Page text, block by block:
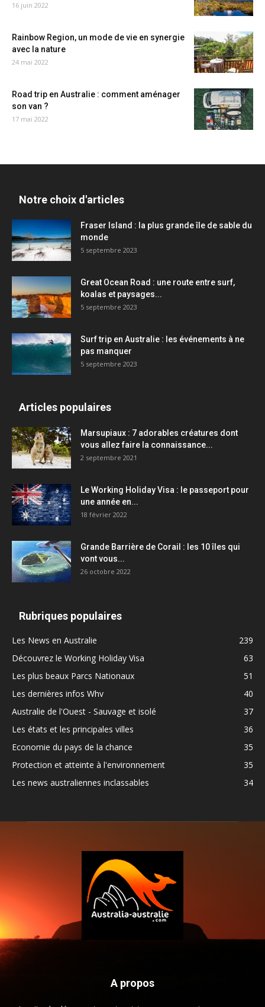
16 juin 2022
Rainbow Region, un mode de vie en synergie
avec la nature
24 mai 2022
Road trip en Australie : comment aménager
son van ?
17 mai 2022
Notre choix d'articles
Fraser Island : la plus grande île de sable du
monde
5 septembre 2023
Great Ocean Road : une route entre surf,
koalas et paysages...
5 septembre 2023
Surf trip en Australie : les événements à ne
pas manquer
5 septembre 2023
Articles populaires
Marsupiaux : 7 adorables créatures dont
vous allez faire la connaissance...
2 septembre 2021
Le Working Holiday Visa : le passeport pour
une année en...
18 février 2022
Grande Barrière de Corail : les 10 îles qui
vont vous...
26 octobre 2022
Rubriques populaires
Les News en Australie
239
Découvrez le Working Holiday Visa
63
Les plus beaux Parcs Nationaux
51
Les dernières infos Whv
40
Australie de l'Ouest - Sauvage et isolé
37
Les états et les principales villes
36
Economie du pays de la chance
35
Protection et atteinte à l'environnement
35
Les news australiennes inclassables
34
A propos